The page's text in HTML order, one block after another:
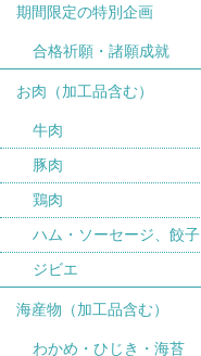
期間限定の特別企画
合格祈願・諸願成就
お肉（加工品含む）
牛肉
豚肉
鶏肉
ハム・ソーセージ、餃子
ジビエ
海産物（加工品含む）
わかめ・ひじき・海苔